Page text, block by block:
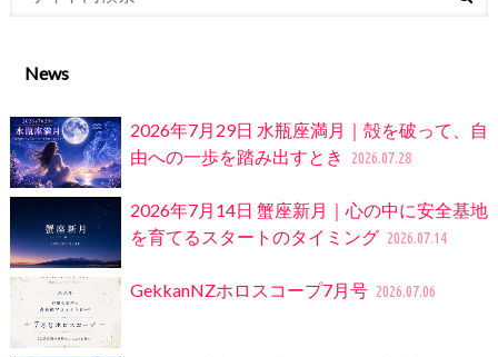
News
2026年7月29日 水瓶座満月｜殻を破って、自
由への一歩を踏み出すとき
2026.07.28
2026年7月14日 蟹座新月｜心の中に安全基地
を育てるスタートのタイミング 2026.07.14
GekkanNZホロスコープ7月号 2026.07.06